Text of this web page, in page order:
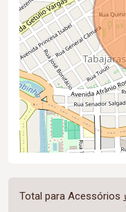
Total para Acessórios